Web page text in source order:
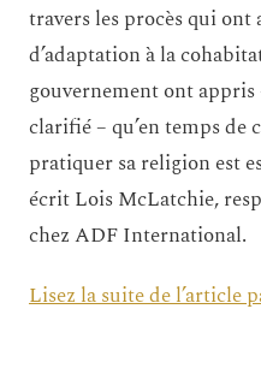
travers les procès qui ont
d’adaptation à la
gouvernement ont
clarifié – qu’en temps de
pratiquer sa religion est
écrit Lois McLatchie,
chez ADF International.
Lisez la suite de l’article